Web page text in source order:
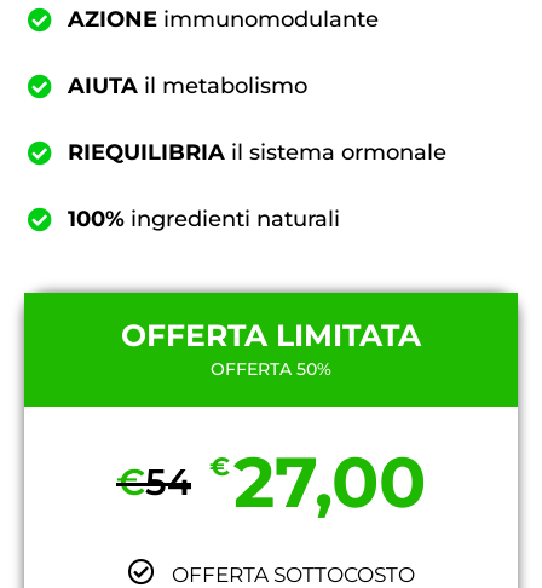
AZIONE immunomodulante
AIUTA il metabolismo
RIEQUILIBRIA il sistema ormonale
100% ingredienti naturali
OFFERTA LIMITATA
OFFERTA 50%
€54 €27,00
OFFERTA SOTTOCOSTO